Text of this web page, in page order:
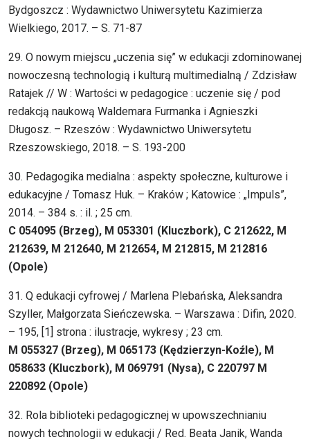
Bydgoszcz : Wydawnictwo Uniwersytetu Kazimierza
Wielkiego, 2017. – S. 71-87
29. O nowym miejscu „uczenia się” w edukacji zdominowanej
nowoczesną technologią i kulturą multimedialną / Zdzisław
Ratajek // W : Wartości w pedagogice : uczenie się / pod
redakcją naukową Waldemara Furmanka i Agnieszki
Długosz. – Rzeszów : Wydawnictwo Uniwersytetu
Rzeszowskiego, 2018. – S. 193-200
30. Pedagogika medialna : aspekty społeczne, kulturowe i
edukacyjne / Tomasz Huk. – Kraków ; Katowice : „Impuls”,
2014. – 384 s. : il. ; 25 cm.
C 054095 (Brzeg), M 053301 (Kluczbork), C 212622, M
212639, M 212640, M 212654, M 212815, M 212816
(Opole)
31. Q edukacji cyfrowej / Marlena Plebańska, Aleksandra
Szyller, Małgorzata Sieńczewska. – Warszawa : Difin, 2020.
– 195, [1] strona : ilustracje, wykresy ; 23 cm.
M 055327 (Brzeg), M 065173 (Kędzierzyn-Koźle), M
058633 (Kluczbork), M 069791 (Nysa), C 220797 M
220892 (Opole)
32. Rola biblioteki pedagogicznej w upowszechnianiu
nowych technologii w edukacji / Red. Beata Janik, Wanda